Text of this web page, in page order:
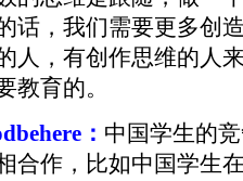
话，我们需要更多创
人，有创作思维的人
教育的。
： 中国学生的
合作，比如中国学生